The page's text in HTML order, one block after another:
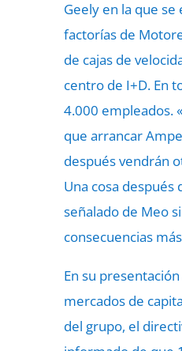
Geely en la que se
factorías de
de cajas de
centro de I+D. En
4.000 empleados.
que arrancar
después vendrán
Una cosa después
señalado de Meo
consecuencias
En su
mercados de
del grupo, el